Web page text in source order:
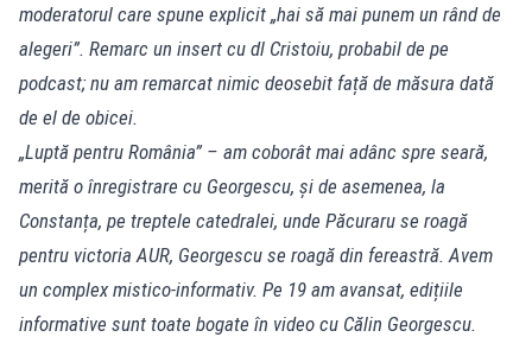
moderatorul care spune explicit „hai să mai punem un rând de
alegeri”. Remarc un insert cu dl Cristoiu, probabil de pe
podcast; nu am remarcat nimic deosebit față de măsura dată
de el de obicei.
„Luptă pentru România” – am coborât mai adânc spre seară,
merită o înregistrare cu Georgescu, și de asemenea, la
Constanța, pe treptele catedralei, unde Păcuraru se roagă
pentru victoria AUR, Georgescu se roagă din fereastră. Avem
un complex mistico-informativ. Pe 19 am avansat, edițiile
informative sunt toate bogate în video cu Călin Georgescu.